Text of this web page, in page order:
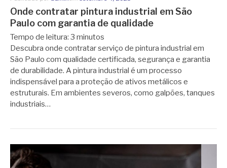
Onde contratar pintura industrial em São
Paulo com garantia de qualidade
Tempo de leitura: 3 minutos
Descubra onde contratar serviço de pintura industrial em
São Paulo com qualidade certificada, segurança e garantia
de durabilidade. A pintura industrial é um processo
indispensável para a proteção de ativos metálicos e
estruturais. Em ambientes severos, como galpões, tanques
industriais…